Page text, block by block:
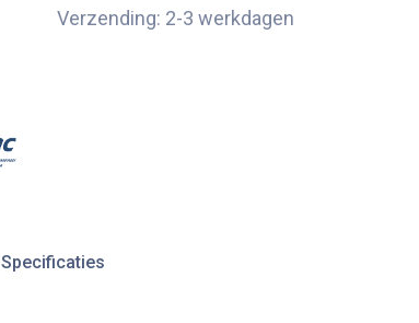
Verzending: 2-3 werkdagen
Specificaties